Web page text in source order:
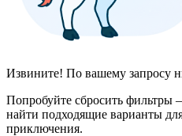
Извините! По вашему запросу
Попробуйте сбросить
найти подходящие варианты
приключения.